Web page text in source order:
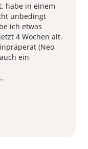
habe in einem
unbedingt
ich etwas
4 Wochen alt.
(Neo
ein